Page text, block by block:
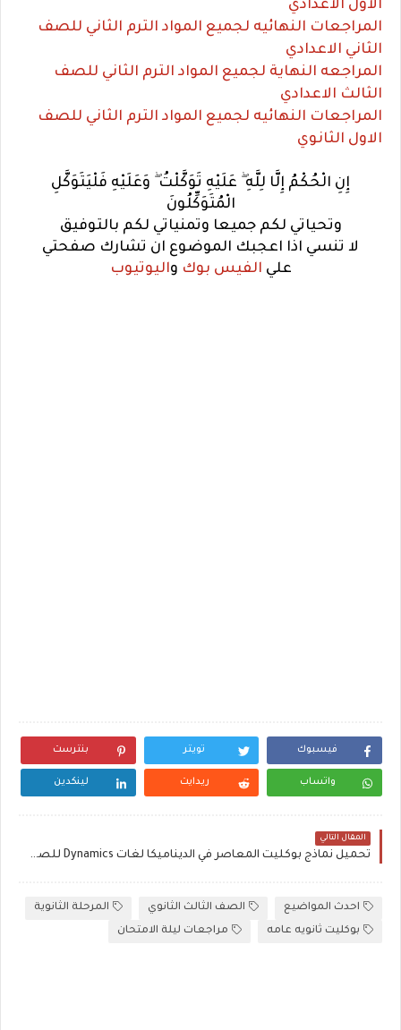
الاول الاعدادي
المراجعات النهائيه لجميع المواد الترم الثاني للصف
الثاني الاعدادي
المراجعه النهاية لجميع المواد الترم الثاني للصف
الثالث الاعدادي
المراجعات النهائيه لجميع المواد الترم الثاني للصف
الاول الثانوي
إِنِ الْحُكْمُ إِلَّا لِلَّهِ ۖ عَلَيْهِ تَوَكَّلْتُ ۖ وَعَلَيْهِ فَلْيَتَوَكَّلِ
الْمُتَوَكِّلُونَ
وتحياتي لكم جميعا وتمنياتي لكم بالتوفيق
لا تنسي اذا اعجبك الموضوع ان تشارك صفحتي
علي الفيس بوك واليوتيوب
فيسبوك تويتر بنترست
واتساب ريدايت لينكدين
المقال التالي
تحميل نماذج بوكليت المعاصر في الديناميكا لغات Dynamics للصف الثالث الثانوي
احدث المواضيع الصف الثالث الثانوي
المرحلة الثانوية
بوكليت ثانويه عامه
مراجعات ليلة الامتحان